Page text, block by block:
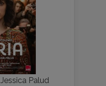
Jessica Palud